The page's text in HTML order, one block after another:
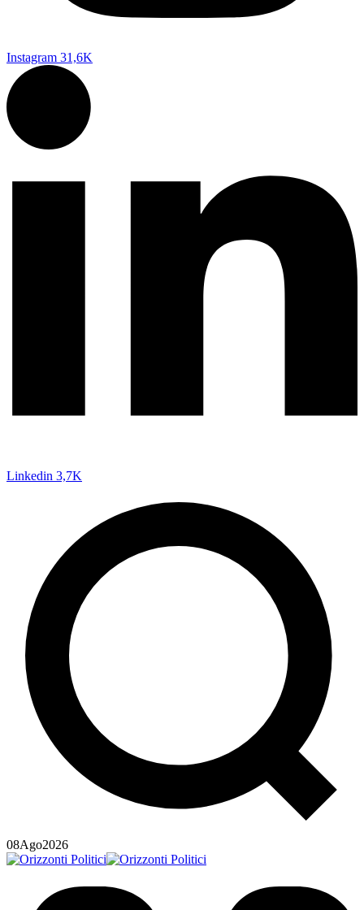
Instagram 31,6K
Linkedin 3,7K
08Ago2026